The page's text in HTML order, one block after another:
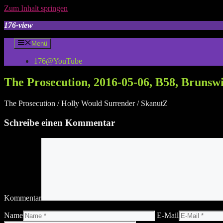
Zum Inhalt springen
176-view
Menü
176@YouTube
The Prosecution, 2016-05-06, B58,
The Prosecution / Holly Would Surrender / SkanutZ
Schreibe einen Kommentar
Kommentar
Name E-Mail